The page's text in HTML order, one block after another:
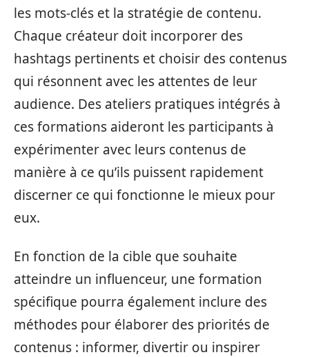
les mots-clés et la stratégie de contenu.
Chaque créateur doit incorporer des
hashtags pertinents et choisir des contenus
qui résonnent avec les attentes de leur
audience. Des ateliers pratiques intégrés à
ces formations aideront les participants à
expérimenter avec leurs contenus de
manière à ce qu’ils puissent rapidement
discerner ce qui fonctionne le mieux pour
eux.
En fonction de la cible que souhaite
atteindre un influenceur, une formation
spécifique pourra également inclure des
méthodes pour élaborer des priorités de
contenus : informer, divertir ou inspirer